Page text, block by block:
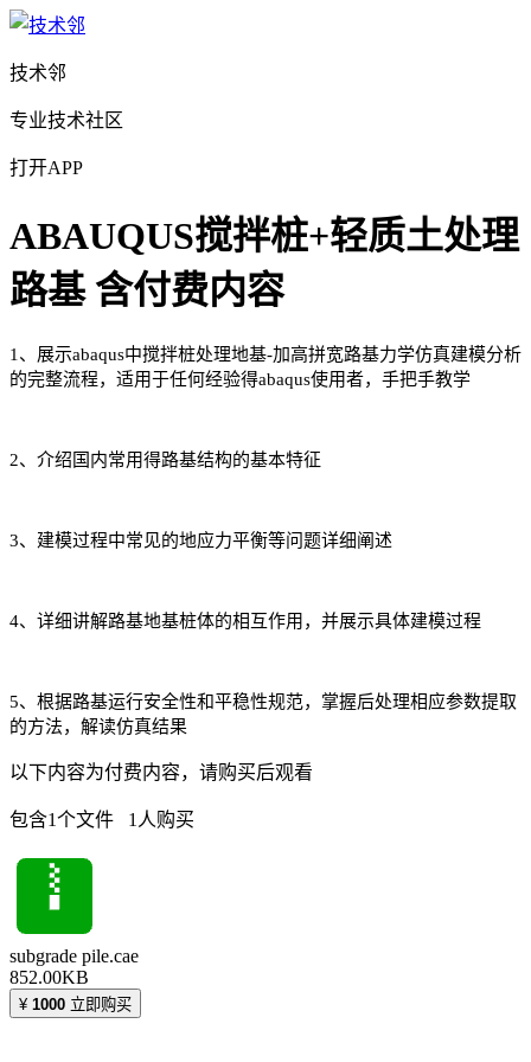
技术邻
专业技术社区
打开APP
ABAUQUS搅拌桩+轻质土处理
路基 含付费内容
1、展示abaqus中搅拌桩处理地基-加高拼宽路基力学仿真建模分析
的完整流程，适用于任何经验得abaqus使用者，手把手教学
2、介绍国内常用得路基结构的基本特征
3、建模过程中常见的地应力平衡等问题详细阐述
4、详细讲解路基地基桩体的相互作用，并展示具体建模过程
5、根据路基运行安全性和平稳性规范，掌握后处理相应参数提取
的方法，解读仿真结果
以下内容为付费内容，请购买后观看
包含1个文件 1人购买
subgrade pile.cae
852.00KB
¥ 1000 立即购买